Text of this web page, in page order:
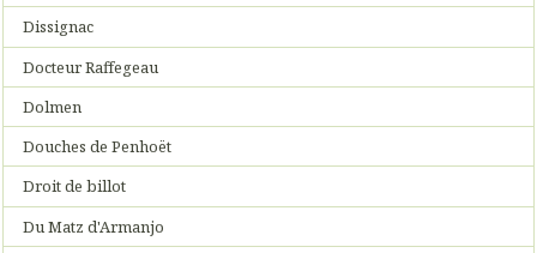
Dissignac
Docteur Raffegeau
Dolmen
Douches de Penhoët
Droit de billot
Du Matz d'Armanjo